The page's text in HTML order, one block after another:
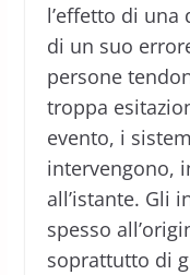
l’effetto di
di un suo
persone
troppa
evento, i
intervengono,
all’istante. Gli
spesso
soprattutto di